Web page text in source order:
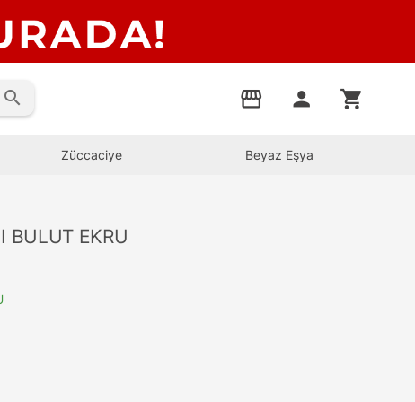
search storefront person shopping_cart
Züccaciye Beyaz Eşya
BULUT EKRU